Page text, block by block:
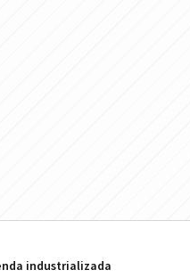
industrializada